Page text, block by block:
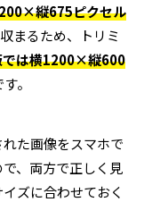
縦675ピクセル
まるため、トリミ
では横1200×縦600
。
た画像をスマホで
、両方で正しく見
ズに合わせておく